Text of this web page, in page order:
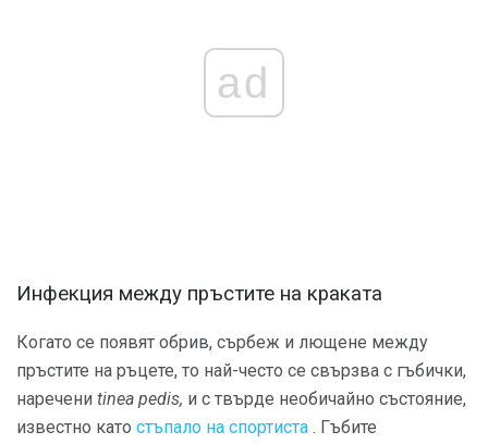
ad
Инфекция между пръстите на краката
Когато се появят обрив, сърбеж и лющене между
пръстите на ръцете, то най-често се свързва с гъбички,
наречени tinea pedis, и с твърде необичайно състояние,
известно като стъпало на спортиста . Гъбите